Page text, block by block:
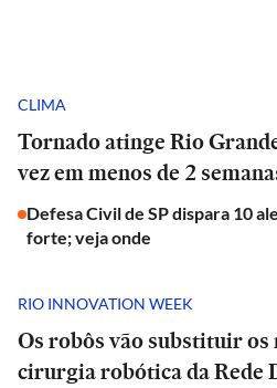
CLIMA
Tornado atinge Rio
vez em menos de 2
Defesa Civil de SP dispara 10
forte; veja onde
RIO INNOVATION WEEK
Os robôs vão substituir
cirurgia robótica da Rede